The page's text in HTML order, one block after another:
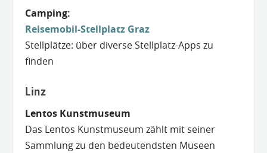
Camping:
Reisemobil-Stellplatz Graz
Stellplätze: über diverse Stellplatz-Apps zu
finden
Linz
Lentos Kunstmuseum
Das Lentos Kunst­mu­se­um zählt mit sei­ner
Samm­lung zu den bedeu­tends­ten Muse­en